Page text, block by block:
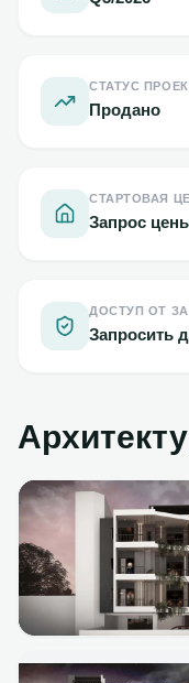
СТАТУС
Продано
СТАРТОВАЯ
Запрос
ДОСТУП ОТ
Запросить